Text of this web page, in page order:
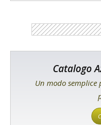
Catalogo
Un modo semplice